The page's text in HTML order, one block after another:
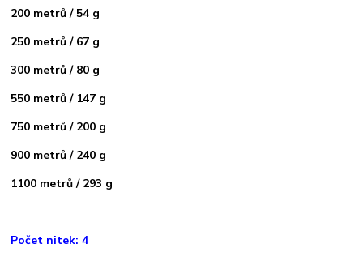
200 metrů / 54 g
250 metrů / 67 g
300 metrů / 80 g
550 metrů / 147 g
750 metrů / 200 g
900 metrů / 240 g
1100 metrů / 293 g
Počet nitek: 4